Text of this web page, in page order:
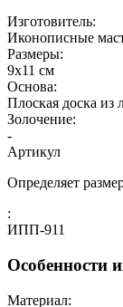
Изготовитель:
Иконописные
Размеры:
9х11 см
Основа:
Плоская доска из
Золочение:
-
Артикул
Определяет
:
ИПП-911
Особенности
Материал: